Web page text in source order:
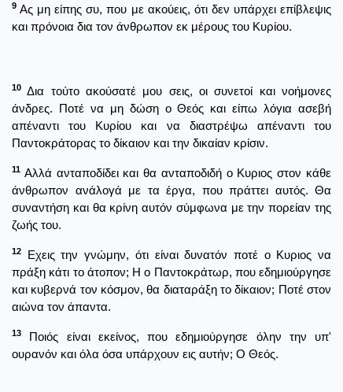
9 Ας μη είπης συ, που με ακούεις, ότι δεν υπάρχει επίβλεψις
και πρόνοια δια τον άνθρωπον εκ μέρους του Κυρίου.
10 Δια τούτο ακούσατέ μου σεις, οι συνετοί και νοήμονες
άνδρες. Ποτέ να μη δώση ο Θεός και είπω λόγια ασεβή
απέναντι του Κυρίου και να διαστρέψω απέναντι του
Παντοκράτορας το δίκαιον και την δικαίαν κρίσιν.
11 Αλλά ανταποδίδει και θα ανταποδιδή ο Κυριος στον κάθε
άνθρωπον ανάλογά με τα έργα, που πράττει αυτός. Θα
συναντήση και θα κρίνη αυτόν σύμφωνα με την πορείαν της
ζωής του.
12
Εχεις την γνώμην, ότι είναι δυνατόν ποτέ ο Κυριος να
πράξη κάτι το άτοπον; Η ο Παντοκράτωρ, που εδημιούργησε
και κυβερνά τον κόσμον, θα διαταράξη το δίκαιον; Ποτέ στον
αιώνα τον άπαντα.
13
Ποιός είναι εκείνος, που εδημιούργησε όλην την υπ'
ουρανόν και όλα όσα υπάρχουν εις αυτήν; Ο Θεός.